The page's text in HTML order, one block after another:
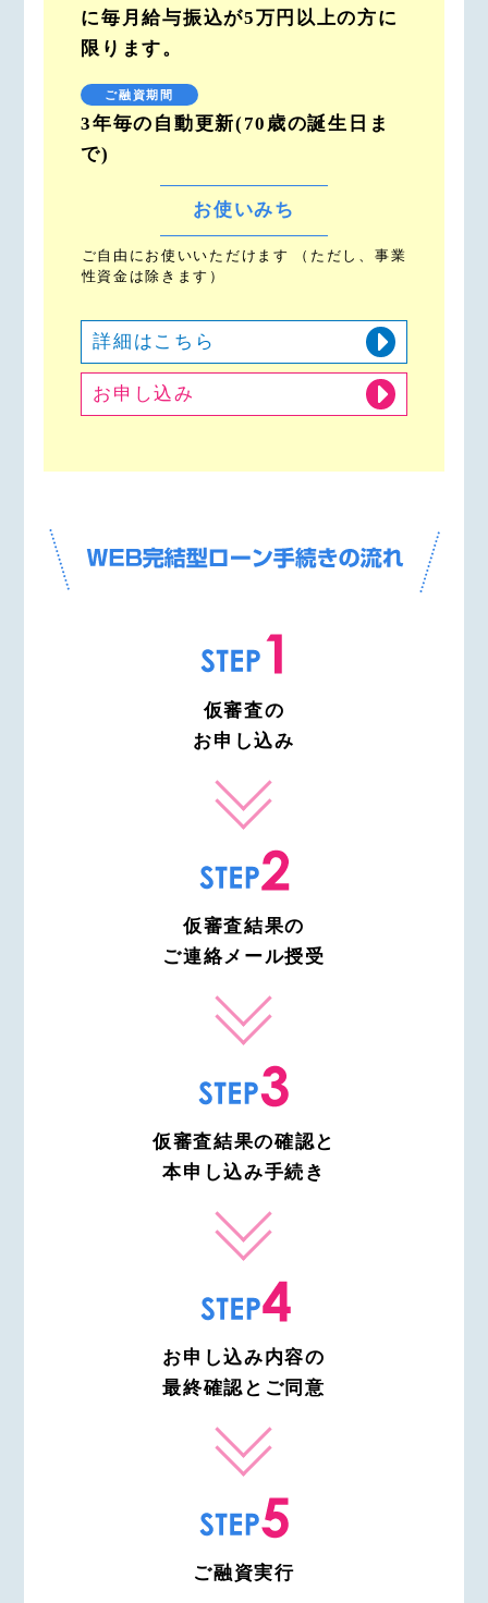
に毎月給与振込が5万円以上の方に
限ります。
ご融資期間
3年毎の自動更新(70歳の誕生日ま
で)
お使いみち
ご自由にお使いいただけます （ただし、事業
性資金は除きます）
詳細はこちら
お申し込み
仮審査の
お申し込み
仮審査結果の
ご連絡メール授受
仮審査結果の確認と
本申し込み手続き
お申し込み内容の
最終確認とご同意
ご融資実行